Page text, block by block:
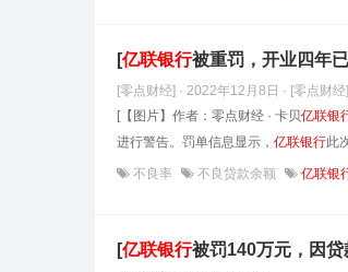
[亿联银行被重罚，开业四年
[零点财经] · 2022年12月8日 · [零点财经]
[【图片】作者：零点财经 · 卡贝亿联银
进行警告。罚单信息显示， 亿联银行此
不良率 不良贷款余额 亿联银
[亿联银行被罚140万元，因